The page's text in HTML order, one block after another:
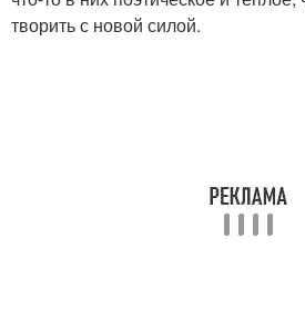
творить с новой силой.